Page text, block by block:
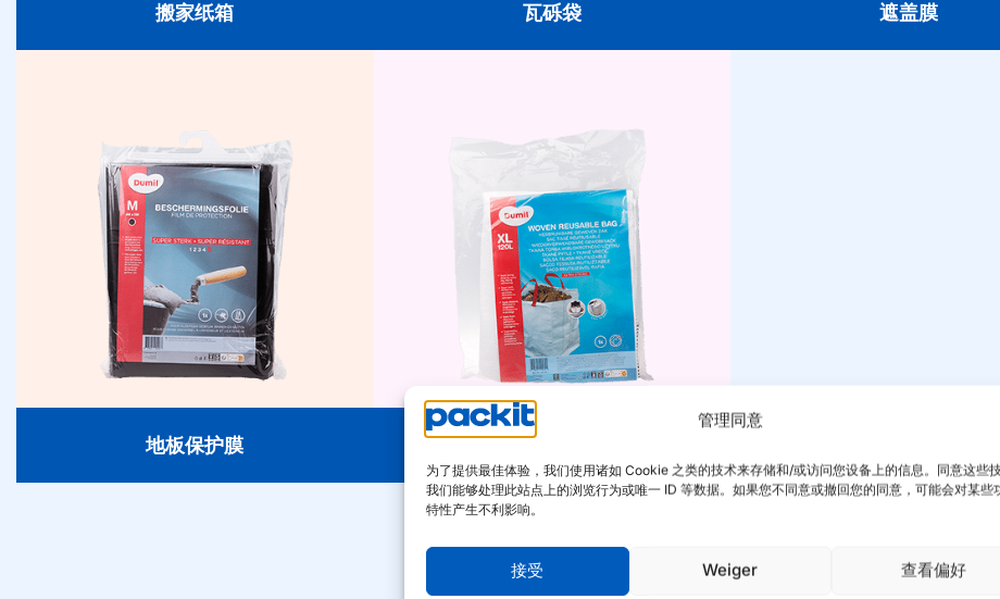
管理同意
为了提供最佳体验，我们使用诸如 Cookie 之类的技术来存储和/或访问您设备上的信息。同意这些
我们能够处理此站点上的浏览行为或唯一 ID 等数据。如果您不同意或撤回您的同意，可能会对某些
特性产生不利影响。
接受 Weiger 查看偏好
搬家纸箱 瓦砾袋 遮盖膜
地板保护膜
地板保护膜
可重复使用的袋子
可重复使用的袋子